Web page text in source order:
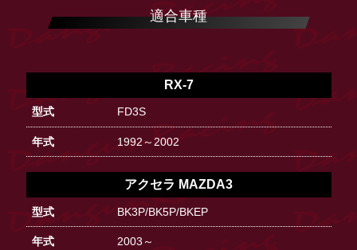
適合車種
RX-7
FD3S
1992～2002
アクセラ MAZDA3
BK3P/BK5P/BKEP
2003～